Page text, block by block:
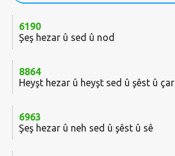
6190
Şeş hezar û sed û nod
8864
Heyşt hezar û heyşt sed û şêst û çar
6963
Şeş hezar û neh sed û şêst û sê